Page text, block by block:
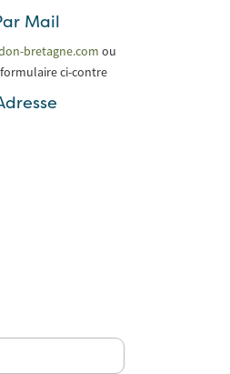
Mail
bretagne.com ou
ci-contre